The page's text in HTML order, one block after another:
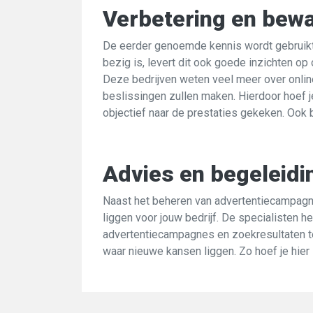
Verbetering en
De eerder genoemde kennis wordt
bezig is, levert dit ook goede inzichten op
Deze bedrijven weten veel meer over
beslissingen zullen maken. Hierdoor hoef
objectief naar de prestaties gekeken. Ook
Advies en
Naast het beheren van
liggen voor jouw bedrijf. De specialisten
advertentiecampagnes en zoekresultaten
waar nieuwe kansen liggen. Zo hoef je